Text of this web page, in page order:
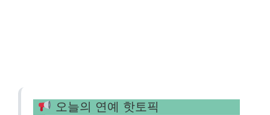
오늘의 연예 핫토픽